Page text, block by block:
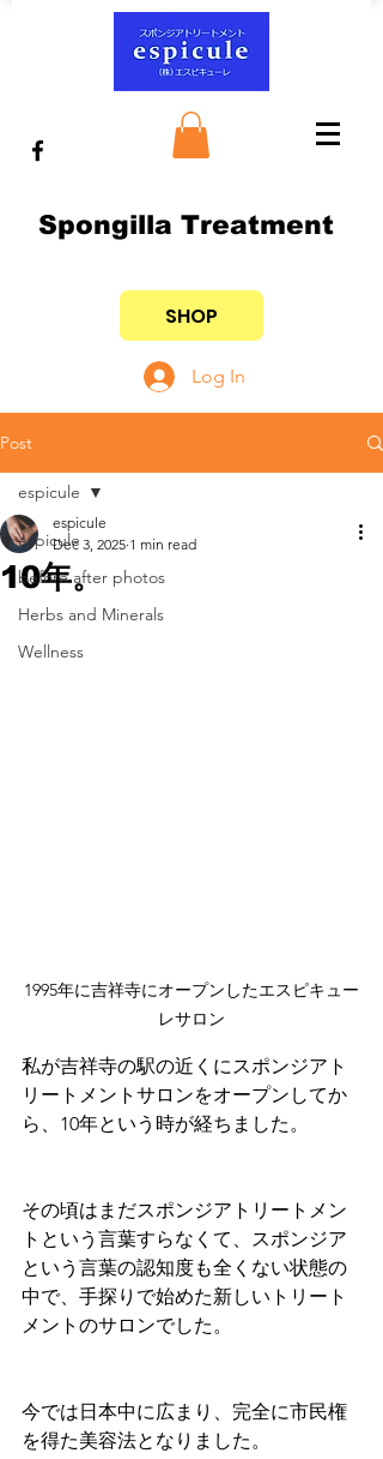
Spongilla Treatment
SHOP
Log In
Post
espicule
before after photos
Herbs and Minerals
Wellness
espicule
10年。
espicule
Dec 3, 2025 1 min read
1995年に吉祥寺にオープンしたエスピキュー
レサロン
私が吉祥寺の駅の近くにスポンジアト
リートメントサロンをオープンしてか
ら、10年という時が経ちました。
その頃はまだスポンジアトリートメン
トという言葉すらなくて、スポンジア
という言葉の認知度も全くない状態の
中で、手探りで始めた新しいトリート
メントのサロンでした。
今では日本中に広まり、完全に市民権
を得た美容法となりました。